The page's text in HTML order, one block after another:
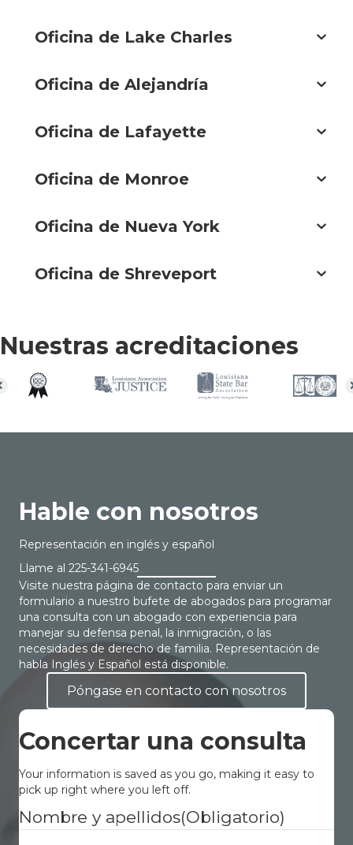
Oficina de Lake Charles
Oficina de Alejandría
Oficina de Lafayette
Oficina de Monroe
Oficina de Nueva York
Oficina de Shreveport
Nuestras acreditaciones
Hable con nosotros
Representación en inglés y español
Llame al 225-341-6945
Visite nuestra página de contacto para enviar un
formulario a nuestro bufete de abogados para programar
una consulta con un abogado con experiencia para
manejar su defensa penal, la inmigración, o las
necesidades de derecho de familia. Representación de
habla Inglés y Español está disponible.
Póngase en contacto con nosotros
Concertar una consulta
Your information is saved as you go, making it easy to
pick up right where you left off.
Nombre y apellidos(Obligatorio)